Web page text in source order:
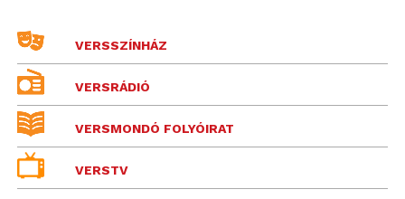
VERSSZÍNHÁZ
VERSRÁDIÓ
VERSMONDÓ FOLYÓIRAT
VERSTV